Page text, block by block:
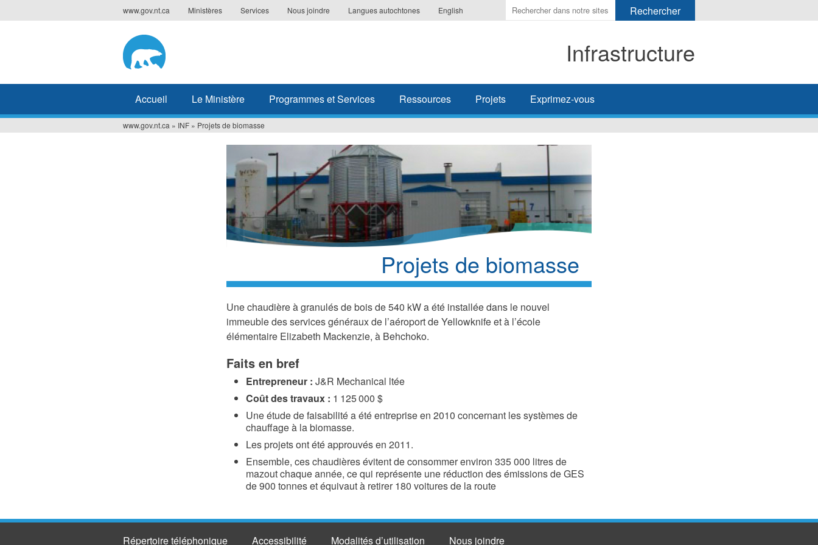
to
www.gov.nt.ca Ministères Services Nous joindre Langues autochtones English
Indiquer
les
Infrastructure
Accueil Le Ministère Programmes et Services Ressources Projets Exprimez-vous
www.gov.nt.ca » INF » Projets de biomasse
Projets de biomasse
Une chaudière à granulés de bois de 540 kW a été installée dans le nouvel
immeuble des services généraux de l’aéroport de Yellowknife et à l’école
élémentaire Elizabeth Mackenzie, à Behchoko.
Faits en bref
Entrepreneur : J&R Mechanical ltée
Coût des travaux : 1 125 000 $
Une étude de faisabilité a été entreprise en 2010 concernant les systèmes de
chauffage à la biomasse.
Les projets ont été approuvés en 2011.
Ensemble, ces chaudières évitent de consommer environ 335 000 litres de
mazout chaque année, ce qui représente une réduction des émissions de GES
de 900 tonnes et équivaut à retirer 180 voitures de la route
Répertoire téléphonique Accessibilité Modalités d’utilisation Nous joindre